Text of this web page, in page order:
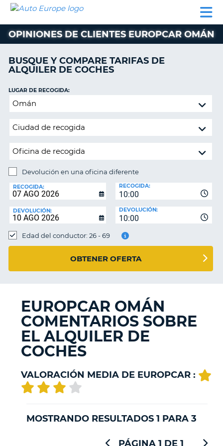
ALQUILER
COCHES
ALQUILER DE
AUTOCARAVANAS
AUTO
EUROPE
ALQUILER
COCHES
ALQUILER
DE
AUTOCARAVANAS
AYUDA
CUENTA
MI
OPINIONES DE CLIENTES EUROPCAR OMÁN
BUSQUE Y COMPARE TARIFAS DE
ALQUILER DE COCHES
Devolución
una
LUGAR DE RECOGIDA:
Devolución en una oficina diferente
DE
DEVOLUCIÓN:
RECOGIDA:
10:00
RECOGIDA:
DEVOLUCIÓN:
10:00
DEVOLUCIÓN:
Edad del conductor: 26 - 69
OBTENER OFERTA
EUROPCAR OMÁN
COMENTARIOS SOBRE
EL ALQUILER DE
COCHES
VALORACIÓN MEDIA DE EUROPCAR :
MOSTRANDO RESULTADOS 1 PARA 3
PÁGINA 1 DE 1